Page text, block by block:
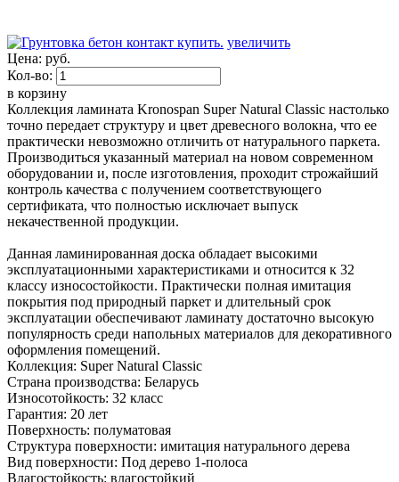
увеличить
Цена: руб.
Кол-во:
в корзину
Коллекция ламината Kronospan Super Natural Classic настолько
точно передает структуру и цвет древесного волокна, что ее
практически невозможно отличить от натурального паркета.
Производиться указанный материал на новом современном
оборудовании и, после изготовления, проходит строжайший
контроль качества с получением соответствующего
сертификата, что полностью исключает выпуск
некачественной продукции.
Данная ламинированная доска обладает высокими
эксплуатационными характеристиками и относится к 32
классу износостойкости. Практически полная имитация
покрытия под природный паркет и длительный срок
эксплуатации обеспечивают ламинату достаточно высокую
популярность среди напольных материалов для декоративного
оформления помещений.
Коллекция: Super Natural Classic
Страна производства: Беларусь
Износотойкость: 32 класс
Гарантия: 20 лет
Поверхность: полуматовая
Структура поверхности: имитация натурального дерева
Вид поверхности: Под дерево 1-полоса
Влагостойкость: влагостойкий